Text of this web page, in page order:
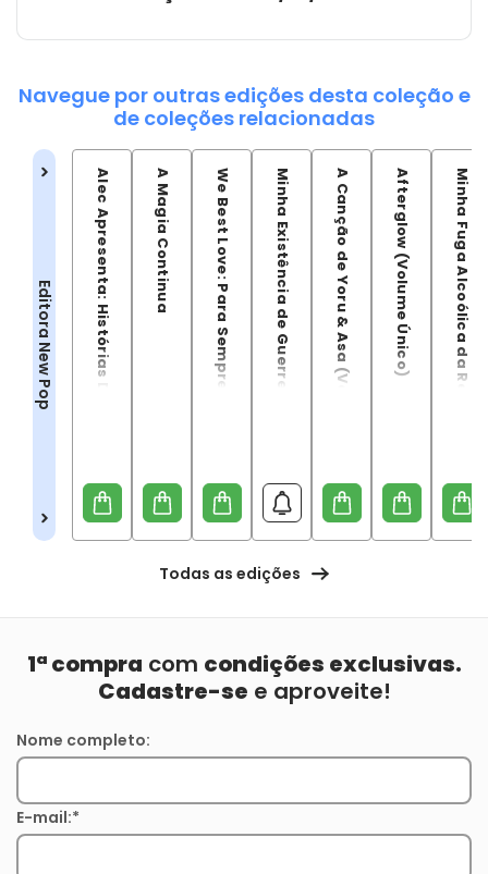
Navegue por outras edições desta coleção e
de coleções relacionadas
Editora New Pop Alec Apresenta: Histórias Diversas A Magia Continua We Best Love: Para Sempre o Número 1Minha Existência de Guerreira ErranteA Canção de Yoru & Asa (Volume Único) Afterglow (Volume Único) Minha Fuga Alcoólica da Realidade
Todas as edições